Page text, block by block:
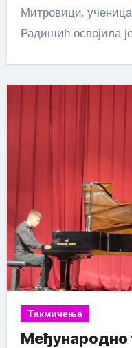
Митровици,
Радишић освојила
Такмичења